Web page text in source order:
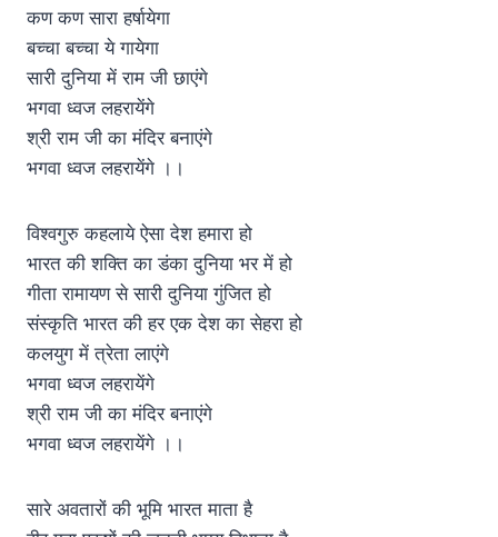
कण कण सारा हर्षायेगा
बच्चा बच्चा ये गायेगा
सारी दुनिया में राम जी छाएंगे
भगवा ध्वज लहरायेंगे
श्री राम जी का मंदिर बनाएंगे
भगवा ध्वज लहरायेंगे ।।
विश्वगुरु कहलाये ऐसा देश हमारा हो
भारत की शक्ति का डंका दुनिया भर में हो
गीता रामायण से सारी दुनिया गुंजित हो
संस्कृति भारत की हर एक देश का सेहरा हो
कलयुग में त्रेता लाएंगे
भगवा ध्वज लहरायेंगे
श्री राम जी का मंदिर बनाएंगे
भगवा ध्वज लहरायेंगे ।।
सारे अवतारों की भूमि भारत माता है